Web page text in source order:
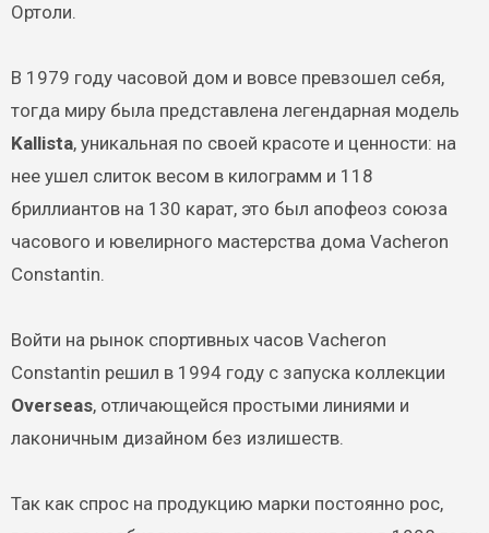
Ортоли.
В 1979 году часовой дом и вовсе превзошел себя,
тогда миру была представлена легендарная модель
Kallista, уникальная по своей красоте и ценности: на
нее ушел слиток весом в килограмм и 118
бриллиантов на 130 карат, это был апофеоз союза
часового и ювелирного мастерства дома Vacheron
Constantin.
Войти на рынок спортивных часов Vacheron
Constantin решил в 1994 году с запуска коллекции
Overseas, отличающейся простыми линиями и
лаконичным дизайном без излишеств.
Так как спрос на продукцию марки постоянно рос,